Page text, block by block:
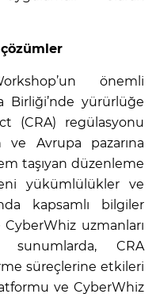
önemli
Birliği’nde yürürlüğe
(CRA) regülasyonu
Avrupa pazarına
taşıyan düzenleme
yükümlülükler ve
kapsamlı bilgiler
uzmanları
sunumlarda, CRA
süreçlerine etkileri
ve CyberWhiz